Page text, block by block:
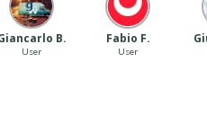
B.
User
Fabio F.
User